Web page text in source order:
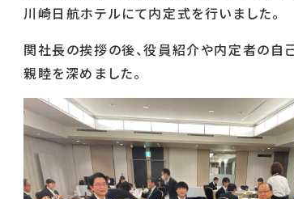
川崎日航ホテルにて内定式を行いました。
関社長の挨拶の後、役員紹介や内定者の自
親睦を深めました。